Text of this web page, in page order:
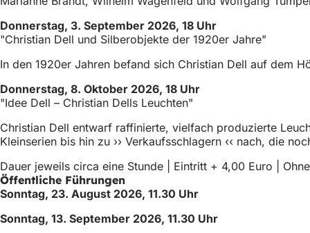
Donnerstag, 3. September 2026, 18 Uhr
"Christian Dell und Silberobjekte der 1920er Jahre"
In den 1920er Jahren befand sich Christian Dell auf dem
Donnerstag, 8. Oktober 2026, 18 Uhr
"Idee Dell – Christian Dells Leuchten"
Christian Dell entwarf raffinierte, vielfach produzierte
Kleinserien bis hin zu ›› Verkaufsschlagern ‹‹ nach, die
Dauer jeweils circa eine Stunde | Eintritt + 4,00 Euro |
Öffentliche Führungen
Sonntag, 23. August 2026, 11.30 Uhr
Sonntag, 13. September 2026, 11.30 Uhr